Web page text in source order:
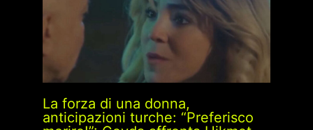
La forza di una donna,
anticipazioni turche: “Preferisco